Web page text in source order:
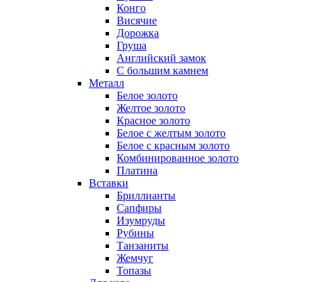
Конго
Висячие
Дорожка
Груша
Английский замок
С большим камнем
Металл
Белое золото
Желтое золото
Красное золото
Белое с желтым золото
Белое с красным золото
Комбинированное золото
Платина
Вставки
Бриллианты
Сапфиры
Изумруды
Рубины
Танзаниты
Жемчуг
Топазы